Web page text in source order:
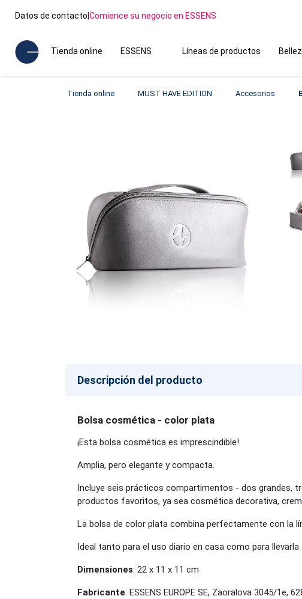
Datos de contacto|Comience su negocio en ESSENS
Tienda online ESSENS Líneas de productos
Tienda online MUST HAVE EDITION Accesorios
Descripción del producto
Bolsa cosmética - color plata
¡Esta bolsa cosmética es imprescindible!
Amplia, pero elegante y compacta.
Incluye seis prácticos compartimentos - dos grandes,
productos favoritos, ya sea cosmética decorativa,
La bolsa de color plata combina perfectamente con la
Ideal tanto para el uso diario en casa como para llevarla
Dimensiones: 22 x 11 x 11 cm
Fabricante: ESSENS EUROPE SE, Zaoralova 3045/1e,